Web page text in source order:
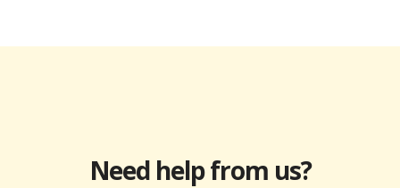
Need help from us?